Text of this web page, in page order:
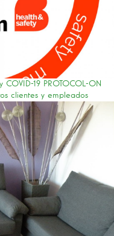
COVID-19 PROTOCOL-ON
clientes y empleados